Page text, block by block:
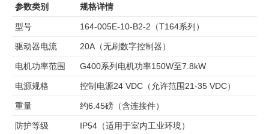
参数类别 规格详情
型号 164-005E-10-B2-2（T164系列）
驱动器电流 20A（无刷数字控制器）
电机功率范围 G400系列电机功率150W至7.8kW
电源规格 控制电源24 VDC（允许范围21-35 VDC）
重量 约6.45磅（含连接件）
防护等级 IP54（适用于室内工业环境）